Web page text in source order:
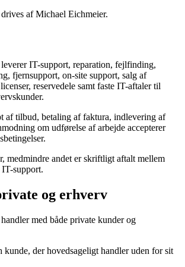
af Michael Eichmeier.
IT-support, reparation, fejlfinding,
fjernsupport, on-site support, salg af
reservedele samt faste IT-aftaler til
af tilbud, betaling af faktura, indlevering af
om udførelse af arbejde accepterer
medmindre andet er skriftligt aftalt mellem
support.
og erhverv
med både private kunder og
kunde, der hovedsageligt handler uden for sit